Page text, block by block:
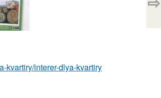
kvartiry/interer-dlya-kvartiry